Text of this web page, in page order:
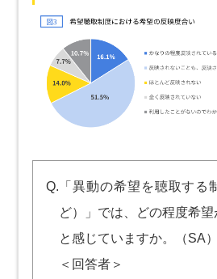
Q.「異動の希望を聴取する
ど）」では、どの程度希
と感じていますか。（SA）
＜回答者＞